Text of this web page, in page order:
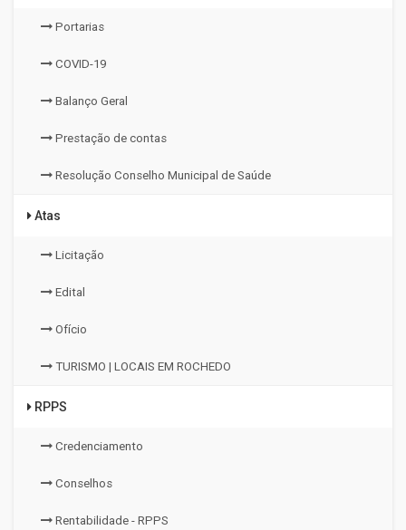
Portarias
COVID-19
Balanço Geral
Prestação de contas
Resolução Conselho Municipal de Saúde
Atas
Licitação
Edital
Ofício
TURISMO | LOCAIS EM ROCHEDO
RPPS
Credenciamento
Conselhos
Rentabilidade - RPPS